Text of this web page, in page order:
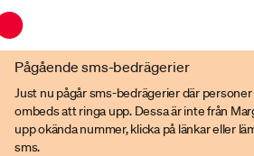
Pågående sms-bedrägerier
Just nu pågår sms-bedrägerier där
ombeds att ringa upp. Dessa är inte från
upp okända nummer, klicka på länkar eller
sms.
Du har en gammal webbläsare. Vänligen